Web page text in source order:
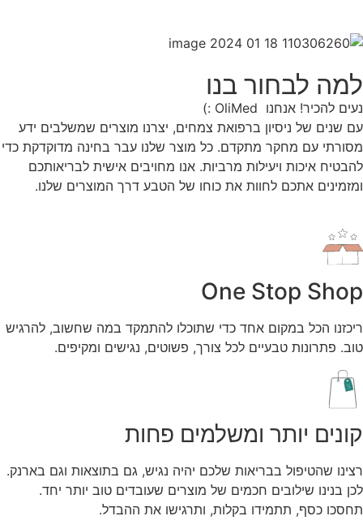
למה לבחור בנו
נעים להכיר! אנחנו OliMed :)
עם שנים של ניסיון ברפואת צמחים, יצרנו מוצרים שמשלבים ידע
מסורתי עם מחקר מתקדם. כל מוצר שלנו עבר בחינה מדוקדקת כדי
להבטיח איכות ויעילות מרביות. אנו מחויבים אישית לבריאותכם
ומזמינים אתכם לחוות את כוחו של הטבע דרך המוצרים שלנו.
One Stop Shop
ריכזנו הכל במקום אחד כדי שתוכלו להתמקד במה שחשוב, להרגיש
טוב. פתרונות טבעיים לכל צורך, פשוטים, נגישים ומקיפים.
קונים יותר ומשלמים פחות
רצינו שהטיפול בבריאות שלכם יהיה נגיש, גם בתוצאות וגם בארנק.
לכן בנינו שילובים חכמים של מוצרים שעובדים טוב יותר יחד.
תחסכו כסף, תתמידו בקלות, ותרגישו את ההבדל.